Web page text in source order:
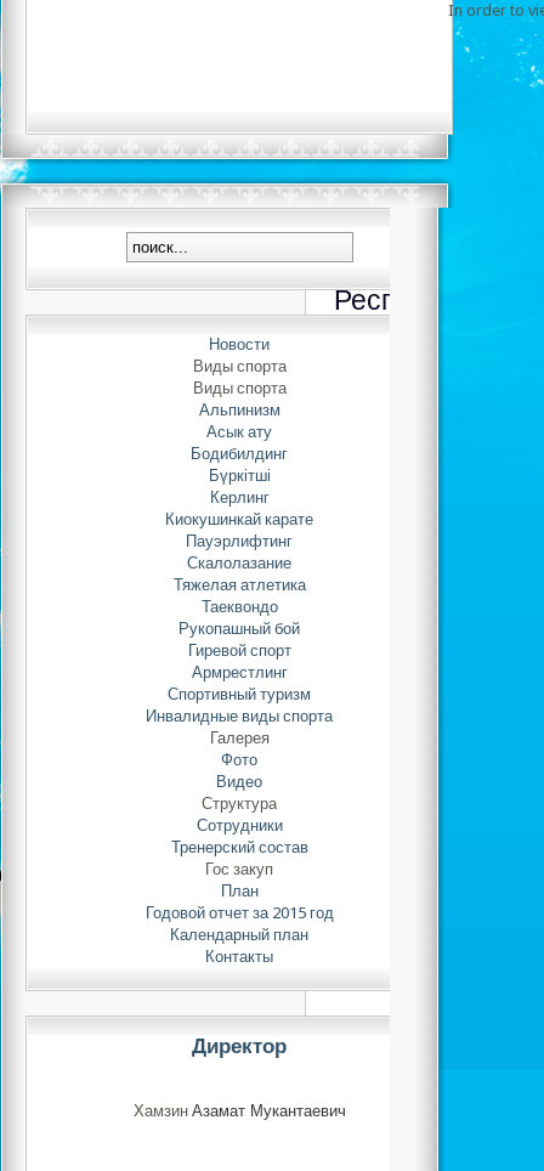
In order to
Чемпионат РК
Новости
Виды спорта
Виды спорта
Альпинизм
Асык ату
Бодибилдинг
Бүркітші
Керлинг
Киокушинкай карате
Пауэрлифтинг
Скалолазание
Тяжелая атлетика
Таеквондо
Рукопашный бой
Гиревой спорт
Армрестлинг
Спортивный туризм
Инвалидные виды спорта
Галерея
Фото
Видео
Структура
Сотрудники
Тренерский состав
Гос закуп
План
Годовой отчет за 2015 год
Календарный план
Контакты
Директор
Хамзин Азамат Мукантаевич